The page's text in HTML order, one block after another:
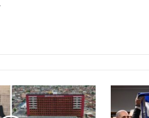
Website